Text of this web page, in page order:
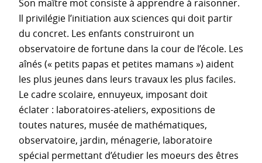
Son maître mot consiste à apprendre à raisonner.
Il privilégie l’initiation aux sciences qui doit partir
du concret. Les enfants construiront un
observatoire de fortune dans la cour de l’école. Les
aînés (« petits papas et petites mamans ») aident
les plus jeunes dans leurs travaux les plus faciles.
Le cadre scolaire, ennuyeux, imposant doit
éclater : laboratoires-ateliers, expositions de
toutes natures, musée de mathématiques,
observatoire, jardin, ménagerie, laboratoire
spécial permettant d’étudier les moeurs des êtres